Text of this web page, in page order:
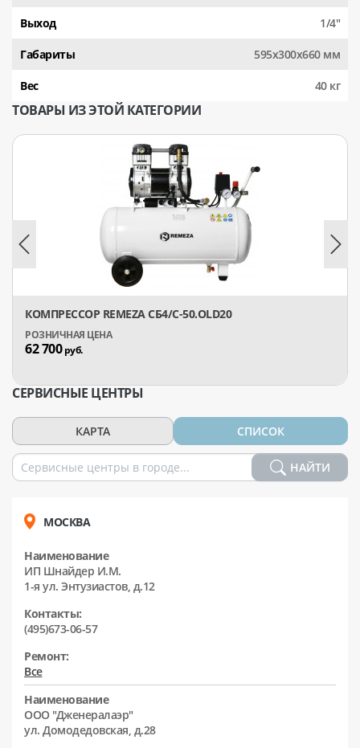
Выход 1/4"
Габариты 595x300x660 мм
Вес 40 кг
ТОВАРЫ ИЗ ЭТОЙ КАТЕГОРИИ
КОМПРЕССОР REMEZA СБ4/С-50.OLD20
62 700руб.
СЕРВИСНЫЕ ЦЕНТРЫ
КАРТА СПИСОК
НАЙТИ
МОСКВА
Наименование
ИП Шнайдер И.М.
1-я ул. Энтузиастов, д.12
Контакты:
(495)673-06-57
Ремонт:
Все
Наименование
ООО "Дженералаэр"
ул. Домодедовская, д.28